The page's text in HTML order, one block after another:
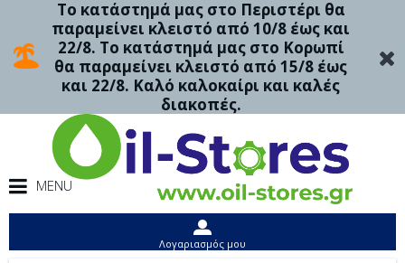
Το κατάστημά μας στο Περιστέρι θα
παραμείνει κλειστό από 10/8 έως και
22/8. Το κατάστημά μας στο Κορωπί
θα παραμείνει κλειστό από 15/8 έως
και 22/8. Καλό καλοκαίρι και καλές
διακοπές.
MENU
Λογαριασμός μου